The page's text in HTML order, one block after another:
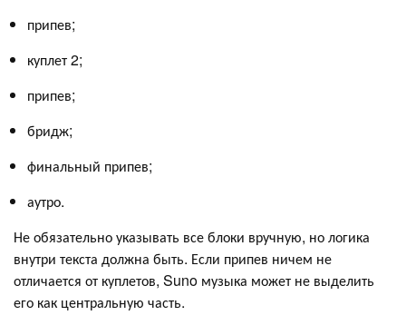
припев;
куплет 2;
припев;
бридж;
финальный припев;
аутро.
Не обязательно указывать все блоки вручную, но логика
внутри текста должна быть. Если припев ничем не
отличается от куплетов, Suno музыка может не выделить
его как центральную часть.